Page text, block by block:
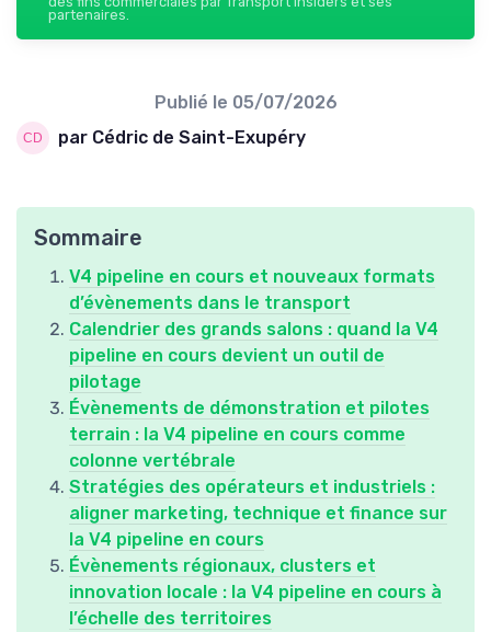
partenaires.
Publié le 05/07/2026
par Cédric de Saint-Exupéry
Sommaire
V4 pipeline en cours et nouveaux formats
d’évènements dans le transport
Calendrier des grands salons : quand la V4
pipeline en cours devient un outil de
pilotage
Évènements de démonstration et pilotes
terrain : la V4 pipeline en cours comme
colonne vertébrale
Stratégies des opérateurs et industriels :
aligner marketing, technique et finance sur
la V4 pipeline en cours
Évènements régionaux, clusters et
innovation locale : la V4 pipeline en cours à
l’échelle des territoires